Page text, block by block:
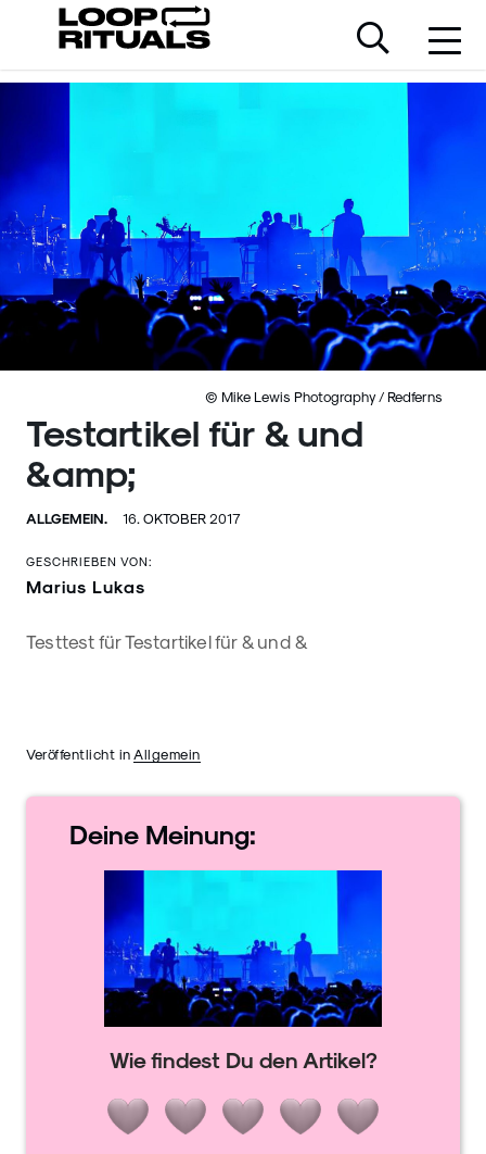
© Mike Lewis Photography / Redferns
Testartikel für & und
&amp;
ALLGEMEIN. 16. OKTOBER 2017
GESCHRIEBEN VON:
Marius Lukas
Testtest für Testartikel für & und &
Veröffentlicht in Allgemein
Deine Meinung:
Wie findest Du den Artikel?